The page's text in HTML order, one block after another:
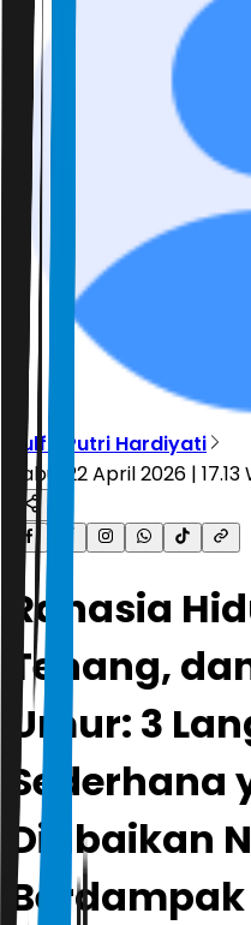
Zulfa Putri Hardiyati
Rabu, 22 April 2026 | 17.13
Rahasia
Tenang,
Umur: 3
Sederhana
Diabaikan